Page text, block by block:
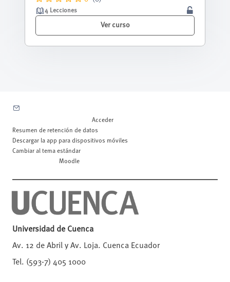
4 Lecciones
Ver curso
Acceder
Resumen de retención de datos
Descargar la app para dispositivos móviles
Cambiar al tema estándar
Moodle
Universidad de Cuenca
Av. 12 de Abril y Av. Loja. Cuenca Ecuador
Tel. (593-7) 405 1000